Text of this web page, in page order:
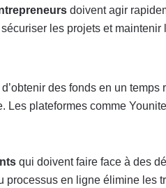
doivent agir
les projets et maintenir
des fonds en un
Les plateformes comme
qui doivent faire face à des
en ligne élimine les